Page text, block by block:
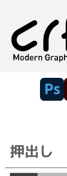
押出し